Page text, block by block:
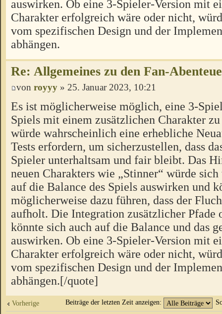
auswirken. Ob eine 3-Spieler-Version mit
Charakter erfolgreich wäre oder nicht,
vom spezifischen Design und der
abhängen.
Re: Allgemeines zu den Fan-
von royyy » 25. Januar 2023, 10:21
Es ist möglicherweise möglich, eine 3-
Spiels mit einem zusätzlichen Charakter
würde wahrscheinlich eine erhebliche
Tests erfordern, um sicherzustellen, dass
Spieler unterhaltsam und fair bleibt. Das
neuen Charakters wie „Stinner“ würde
auf die Balance des Spiels auswirken und
möglicherweise dazu führen, dass der
aufholt. Die Integration zusätzlicher Pfade
könnte sich auch auf die Balance und das
auswirken. Ob eine 3-Spieler-Version mit
Charakter erfolgreich wäre oder nicht,
vom spezifischen Design und der
abhängen.[/quote]
Vorherige Beiträge der letzten Zeit anzeigen: